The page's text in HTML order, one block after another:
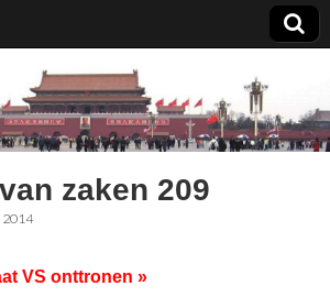
zaken 209
2014
VS onttronen »